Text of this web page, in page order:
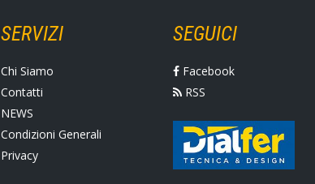
SERVIZI
Chi Siamo
Contatti
NEWS
Condizioni Generali
Privacy
SEGUICI
Facebook
RSS